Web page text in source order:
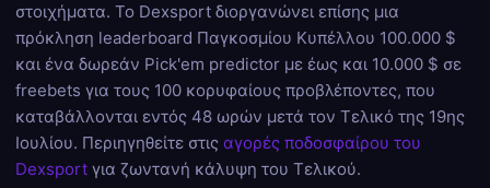
στοιχήματα. Το Dexsport διοργανώνει επίσης μια
πρόκληση leaderboard Παγκοσμίου Κυπέλλου 100.000 $
και ένα δωρεάν Pick'em predictor με έως και 10.000 $ σε
freebets για τους 100 κορυφαίους προβλέποντες, που
καταβάλλονται εντός 48 ωρών μετά τον Τελικό της 19ης
Ιουλίου. Περιηγηθείτε στις αγορές ποδοσφαίρου του
Dexsport για ζωντανή κάλυψη του Τελικού.